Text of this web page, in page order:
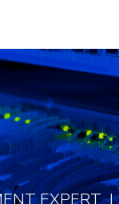
EXPERT